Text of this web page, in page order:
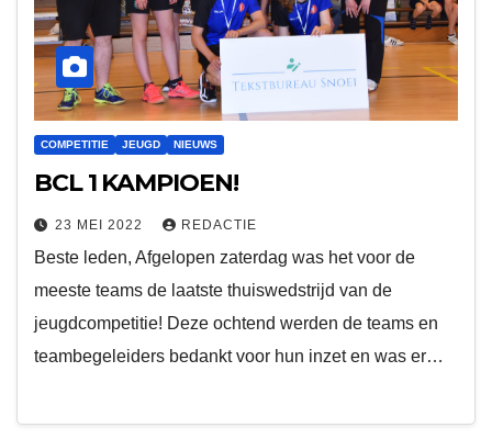
COMPETITIE JEUGD NIEUWS
BCL 1 KAMPIOEN!
23 MEI 2022 REDACTIE
Beste leden, Afgelopen zaterdag was het voor de
meeste teams de laatste thuiswedstrijd van de
jeugdcompetitie! Deze ochtend werden de teams en
teambegeleiders bedankt voor hun inzet en was er…